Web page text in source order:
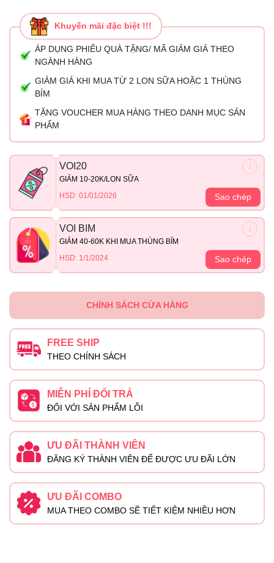
Khuyến mãi đặc biệt !!!
ÁP DỤNG PHIẾU QUÀ TẶNG/ MÃ GIẢM GIÁ THEO
NGÀNH HÀNG
GIẢM GIÁ KHI MUA TỪ 2 LON SỮA HOẶC 1 THÙNG
BỈM
TẶNG VOUCHER MUA HÀNG THEO DANH MỤC SẢN
PHẨM
VOI20
GIẢM 10-20K/LON SỮA
HSD: 01/01/2026
Sao chép
VOI BIM
GIẢM 40-60K KHI MUA THÙNG BỈM
HSD: 1/1/2024
Sao chép
CHÍNH SÁCH CỬA HÀNG
FREE SHIP
THEO CHÍNH SÁCH
MIỄN PHÍ ĐỔI TRẢ
ĐỐI VỚI SẢN PHẨM LỖI
ƯU ĐÃI THÀNH VIÊN
ĐĂNG KÝ THÀNH VIÊN ĐỂ ĐƯỢC ƯU ĐÃI LỚN
ƯU ĐÃI COMBO
MUA THEO COMBO SẼ TIẾT KIỆM NHIỀU HƠN